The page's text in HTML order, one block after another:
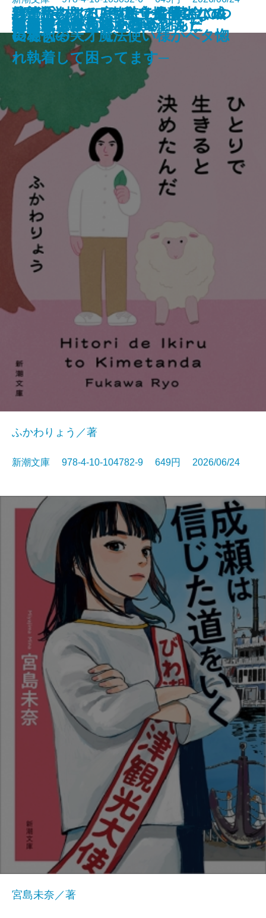
ともぐい
リリアン
脇役探偵は見逃さない
隣人
絞首台のある庭─私立探偵マニ
ー・ムーン─
聖女が、壺
龍の隠し子 幽世の薬剤師
プレゼント
あなたはここにいなくとも
きろくのほん
ひとりで生きると決めたんだ
ふかわりょう／著
新潮文庫 978-4-10-104782-9 649円 2026/06/24
成瀬は信じた道をいく
宮島未奈／著
君が手にするはずだった黄金につ
いて
熟達論─人はいつまでも学び、成
長できる─
星を織る
ロボットが泣いた夜
血道
バイ・タイム─整時士佐藤スバル
の哀切─
─魔法学校のワケあり劣等生なの
に稀代の天才魔法使い様がベタ惚
れ執着して困ってます─
小公女たちのしあわせレシピ